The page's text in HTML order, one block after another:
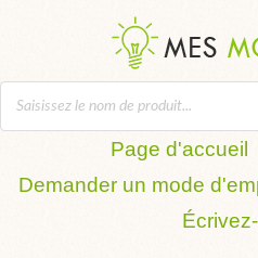
Page d'accueil
Demander un mode